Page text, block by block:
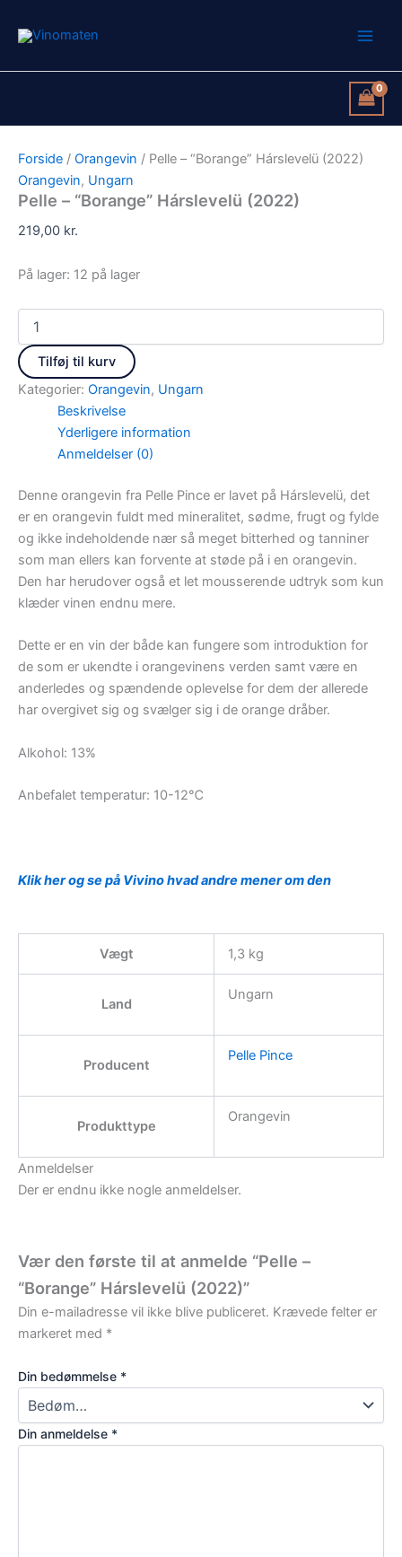
Forside / Orangevin / Pelle – “Borange” Hárslevelü (2022)
Orangevin, Ungarn
Pelle – “Borange” Hárslevelü (2022)
219,00 kr.
På lager: 12 på lager
-
"Borange"
Tilføj til kurv
Kategorier: Orangevin, Ungarn
Beskrivelse
Yderligere information
Anmeldelser (0)
Denne orangevin fra Pelle Pince er lavet på Hárslevelü, det
er en orangevin fuldt med mineralitet, sødme, frugt og fylde
og ikke indeholdende nær så meget bitterhed og tanniner
som man ellers kan forvente at støde på i en orangevin.
Den har herudover også et let mousserende udtryk som kun
klæder vinen endnu mere.
Dette er en vin der både kan fungere som introduktion for
de som er ukendte i orangevinens verden samt være en
anderledes og spændende oplevelse for dem der allerede
har overgivet sig og svælger sig i de orange dråber.
Alkohol: 13%
Anbefalet temperatur: 10-12℃
Klik her og se på Vivino hvad andre mener om den
Vægt 1,3 kg
Land
Ungarn
Producent
Pelle Pince
Produkttype
Orangevin
Anmeldelser
Der er endnu ikke nogle anmeldelser.
Vær den første til at anmelde “Pelle –
“Borange” Hárslevelü (2022)”
Din e-mailadresse vil ikke blive publiceret. Krævede felter er
markeret med *
Din bedømmelse *
Din anmeldelse *